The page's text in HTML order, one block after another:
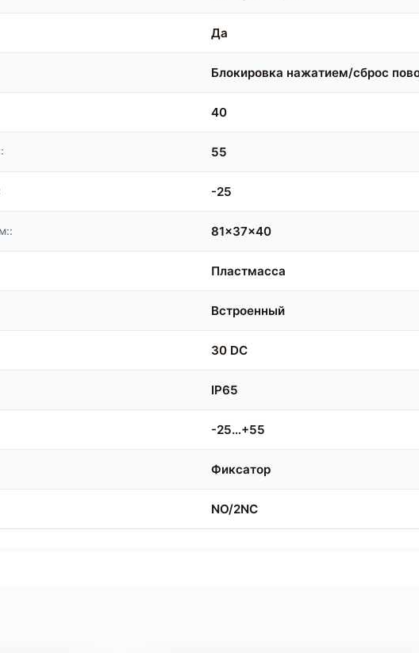
Да
Блокировка нажатием/сброс
40
55
-25
81x37x40
Пластмасса
Встроенный
30 DC
IP65
-25…+55
Фиксатор
NO/2NC